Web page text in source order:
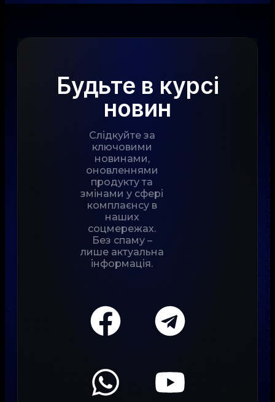
Будьте в курсі
новин
Слідкуйте за
ключовими
новинами,
оновленнями
продукту та
змінами у сфері
комплаєнсу в
наших
соцмережах.
Без спаму –
лише актуальна
інформація.